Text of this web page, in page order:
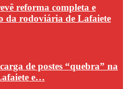
reforma completa e
da rodoviária de Lafaiete
de postes “quebra” na
e…